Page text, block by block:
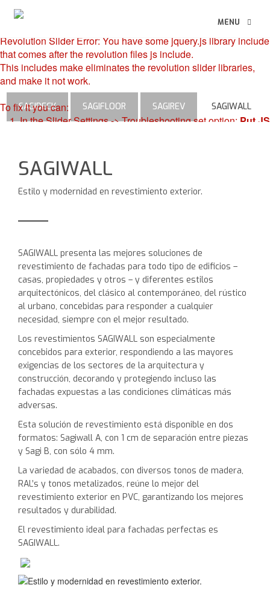
MENU
Revolution Slider Error: You have some jquery.js library include
that comes after the revolution files js include.
This includes make eliminates the revolution slider libraries,
and make it not work.
To fix it you can:
1. In the Slider Settings -> Troubleshooting set option: Put JS
SAGIDECK SAGIFLOOR SAGIREV SAGIWALL
SAGIWALL
Estilo y modernidad en revestimiento exterior.
SAGIWALL presenta las mejores soluciones de
revestimiento de fachadas para todo tipo de edificios –
casas, propiedades y otros – y diferentes estilos
arquitectónicos, del clásico al contemporáneo, del rústico
al urbano, concebidas para responder a cualquier
necesidad, siempre con el mejor resultado.
Los revestimientos SAGIWALL son especialmente
concebidos para exterior, respondiendo a las mayores
exigencias de los sectores de la arquitectura y
construcción, decorando y protegiendo incluso las
fachadas expuestas a las condiciones climáticas más
adversas.
Esta solución de revestimiento está disponible en dos
formatos: Sagiwall A, con 1 cm de separación entre piezas
y Sagi B, con sólo 4 mm.
La variedad de acabados, con diversos tonos de madera,
RAL’s y tonos metalizados, reúne lo mejor del
revestimiento exterior en PVC, garantizando los mejores
resultados y durabilidad.
El revestimiento ideal para fachadas perfectas es
SAGIWALL.